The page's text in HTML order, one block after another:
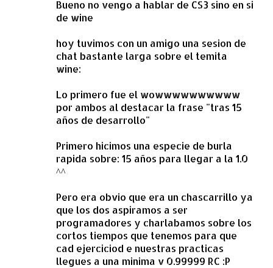
Bueno no vengo a hablar de CS3 sino en si
de wine
hoy tuvimos con un amigo una sesion de
chat bastante larga sobre el temita
wine:
Lo primero fue el wowwwwwwwwww
por ambos al destacar la frase "tras 15
años de desarrollo"
Primero hicimos una especie de burla
rapida sobre: 15 años para llegar a la 1.0
^^
Pero era obvio que era un chascarrillo ya
que los dos aspiramos a ser
programadores y charlabamos sobre los
cortos tiempos que tenemos para que
cad ejerciciod e nuestras practicas
llegues a una minima v 0.99999 RC :P